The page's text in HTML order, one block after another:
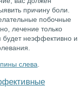
причину боли.
побочные
лечение только
будет неэффективно и
слева